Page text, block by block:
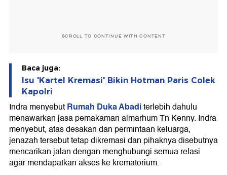
SCROLL TO CONTINUE WITH CONTENT
Baca juga:
Isu 'Kartel Kremasi' Bikin Hotman Paris Colek
Kapolri
Indra menyebutRumah Duka Abaditerlebih dahulu
menawarkan jasa pemakaman almarhum Tn Kenny. Indra
menyebut, atas desakan dan permintaan keluarga,
jenazah tersebut tetap dikremasi dan pihaknya disebutnya
mencarikan jalan dengan menghubungi semua relasi
agar mendapatkan akses ke krematorium.